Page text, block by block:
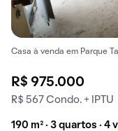
Casa à venda em Parque
R$ 975.000
R$ 567 Condo. + IPTU
190 m² · 3 quartos · 4